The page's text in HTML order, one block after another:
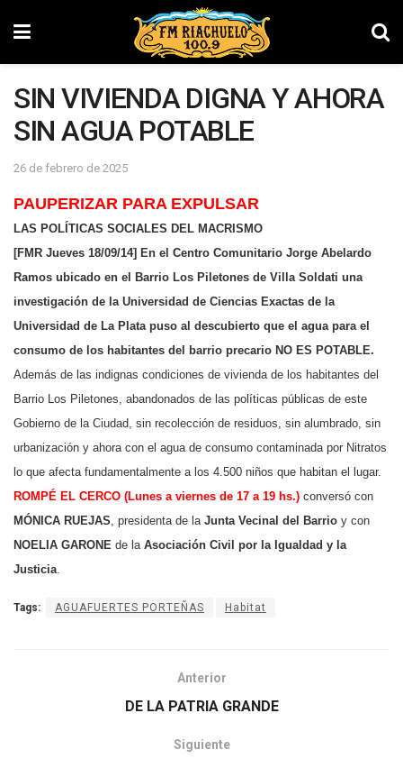
SIN VIVIENDA DIGNA Y AHORA
SIN AGUA POTABLE
26 de febrero de 2025
PAUPERIZAR PARA EXPULSAR
LAS POLÍTICAS SOCIALES DEL MACRISMO
[FMR Jueves 18/09/14] En el Centro Comunitario Jorge Abelardo
Ramos ubicado en el Barrio Los Piletones de Villa Soldati una
investigación de la Universidad de Ciencias Exactas de la
Universidad de La Plata puso al descubierto que el agua para el
consumo de los habitantes del barrio precario NO ES POTABLE.
Además de las indignas condiciones de vivienda de los habitantes del
Barrio Los Piletones, abandonados de las políticas públicas de este
Gobierno de la Ciudad, sin recolección de residuos, sin alumbrado, sin
urbanización y ahora con el agua de consumo contaminada por Nitratos
lo que afecta fundamentalmente a los 4.500 niños que habitan el lugar.
ROMPÉ EL CERCO (Lunes a viernes de 17 a 19 hs.) conversó con
MÓNICA RUEJAS , presidenta de la Junta Vecinal del Barrio y con
NOELIA GARONE de la Asociación Civil por la Igualdad y la
Justicia
Tags: AGUAFUERTES PORTEÑAS Habitat
Anterior
DE LA PATRIA GRANDE
Siguiente